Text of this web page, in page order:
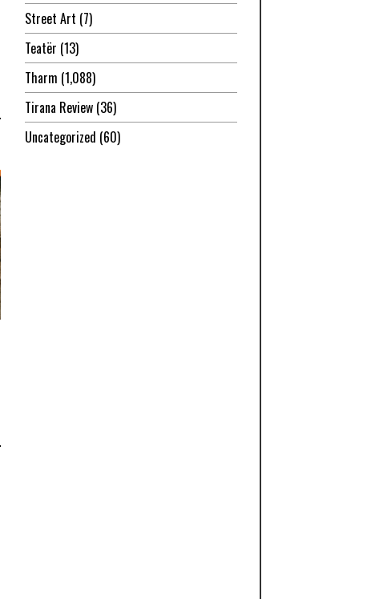
Street Art (7)
Teatër (13)
Tharm (1,088)
Tirana Review(36)
Uncategorized (60)